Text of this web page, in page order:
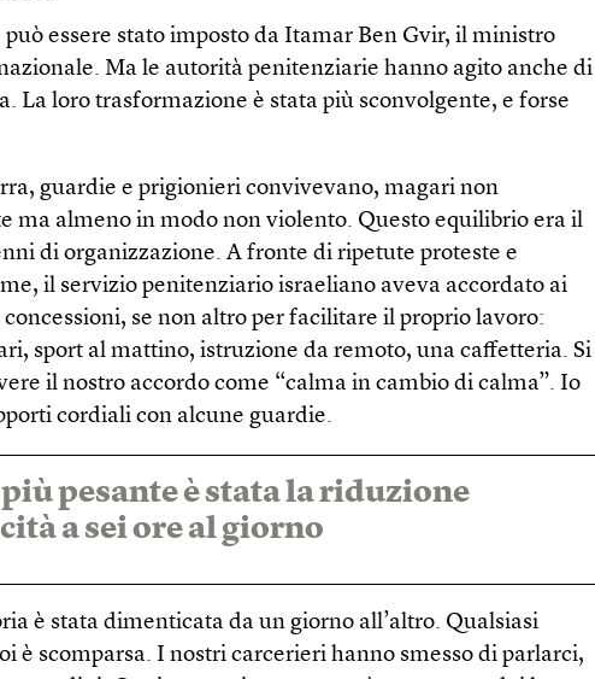
essere stato imposto da Itamar Ben Gvir, il ministro
Ma le autorità penitenziarie hanno agito anche di
La loro trasformazione è stata più sconvolgente, e forse
guardie e prigionieri convivevano, magari non
ma almeno in modo non violento. Questo equilibrio era il
di organizzazione. A fronte di ripetute proteste e
il servizio penitenziario israeliano aveva accordato ai
se non altro per facilitare il proprio lavoro:
sport al mattino, istruzione da remoto, una caffetteria. Si
il nostro accordo come “calma in cambio di calma”. Io
cordiali con alcune guardie.
pesante è stata la riduzione
a sei ore al giorno
è stata dimenticata da un giorno all’altro. Qualsiasi
è scomparsa. I nostri carcerieri hanno smesso di parlarci,